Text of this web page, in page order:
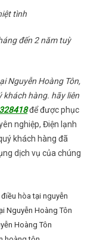
tình
đến 2 năm tuỳ
Nguyễn Hoàng Tôn,
khách hàng. hãy liên
để được phục
nghiệp, Điện lạnh
khách hàng đã
dịch vụ của chúng
hòa tại nguyễn
Nguyễn Hoàng Tôn
Hoàng Tôn